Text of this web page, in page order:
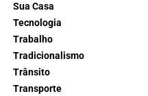
Sua Casa
Tecnologia
Trabalho
Tradicionalismo
Trânsito
Transporte